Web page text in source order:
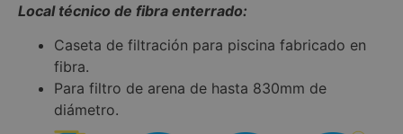
Local técnico de fibra enterrado:
Caseta de filtración para piscina fabricado en
fibra.
Para filtro de arena de hasta 830mm de
diámetro.